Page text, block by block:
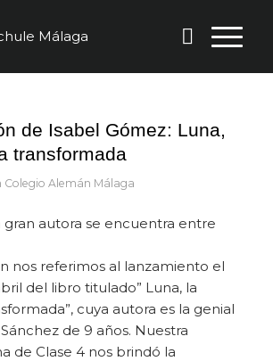
de Isabel Gómez: Luna,
transformada
Colegio Alemán Málaga
gran autora se encuentra entre
nos referimos al lanzamiento el
del libro titulado” Luna, la
cuya autora es la genial
de 9 años. Nuestra
de Clase 4 nos brindó la